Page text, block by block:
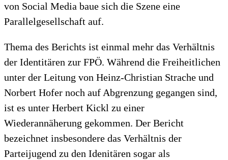
von Social Media baue sich die Szene eine
Parallelgesellschaft auf.
Thema des Berichts ist einmal mehr das Verhältnis
der Identitären zur FPÖ. Während die Freiheitlichen
unter der Leitung von Heinz-Christian Strache und
Norbert Hofer noch auf Abgrenzung gegangen sind,
ist es unter Herbert Kickl zu einer
Wiederannäherung gekommen. Der Bericht
bezeichnet insbesondere das Verhältnis der
Parteijugend zu den Idenitären sogar als